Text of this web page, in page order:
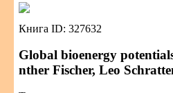
Книга ID: 327632
Global bioenergy
nther Fischer, Leo